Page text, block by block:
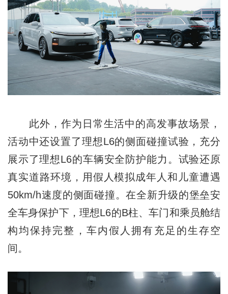
此外，作为日常生活中的高发事故场景，
活动中还设置了理想L6的侧面碰撞试验，充分
展示了理想L6的车辆安全防护能力。试验还原
真实道路环境，用假人模拟成年人和儿童遭遇
50km/h速度的侧面碰撞。在全新升级的堡垒安
全车身保护下，理想L6的B柱、车门和乘员舱结
构均保持完整，车内假人拥有充足的生存空
间。